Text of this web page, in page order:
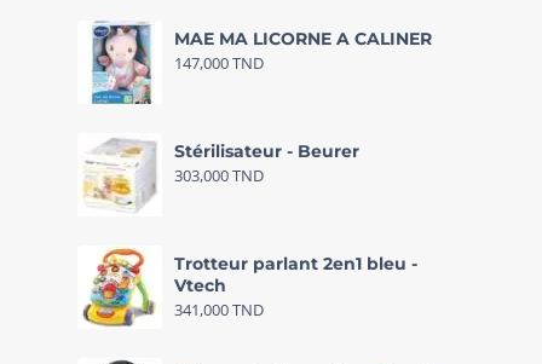
MAE MA LICORNE A CALINER
147,000TND
Stérilisateur - Beurer
303,000TND
Trotteur parlant 2en1 bleu -
Vtech
341,000TND